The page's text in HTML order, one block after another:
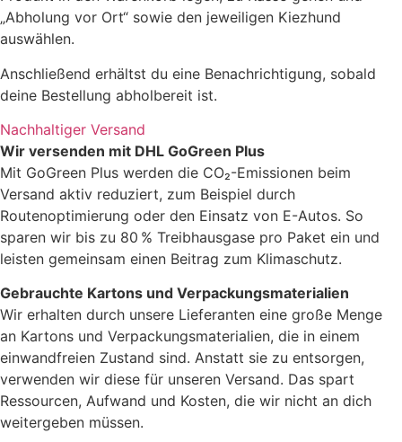
„Abholung vor Ort“ sowie den jeweiligen Kiezhund
auswählen.
Anschließend erhältst du eine Benachrichtigung, sobald
deine Bestellung abholbereit ist.
Nachhaltiger Versand
Wir versenden mit DHL GoGreen Plus
Mit GoGreen Plus werden die CO₂-Emissionen beim
Versand aktiv reduziert, zum Beispiel durch
Routenoptimierung oder den Einsatz von E-Autos. So
sparen wir bis zu 80 % Treibhausgase pro Paket ein und
leisten gemeinsam einen Beitrag zum Klimaschutz.
Gebrauchte Kartons und Verpackungsmaterialien
Wir erhalten durch unsere Lieferanten eine große Menge
an Kartons und Verpackungsmaterialien, die in einem
einwandfreien Zustand sind. Anstatt sie zu entsorgen,
verwenden wir diese für unseren Versand. Das spart
Ressourcen, Aufwand und Kosten, die wir nicht an dich
weitergeben müssen.